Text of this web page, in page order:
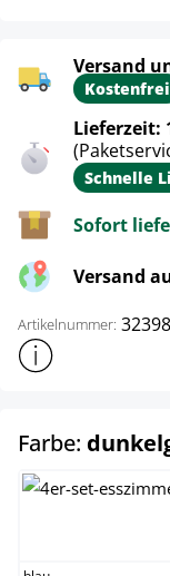
Versand
Kostenfrei
Lieferzeit:
Schnelle
Sofort
Versand
Artikelnummer:
Weitere
Farbe: